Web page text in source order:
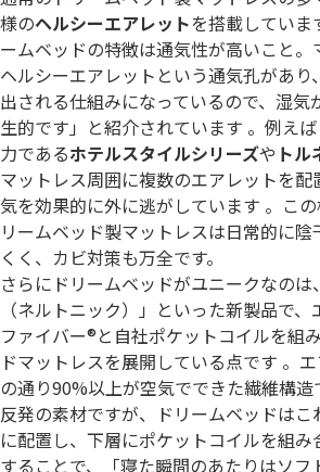
様のヘルシーエアレットを搭載していま
ームベッドの特徴は通気性が高いこと
ヘルシーエアレットという通気孔があり
出される仕組みになっているので、湿気
生的です」と紹介されています 。例え
力であるホテルスタイルシリーズや トル
マットレス周囲に複数のエアレットを
気を効果的に外に逃がしています 。こ
リームベッド製マットレスは日常的に
くく、カビ対策も万全です。
さらにドリームベッドがユニークなのは
（ネルトニック）」といった新製品で
ファイバー®と自社ポケットコイルを組
ドマットレスを展開している点です 。
の通り90%以上が空気でできた繊維構
反発の素材ですが、ドリームベッドは
に配置し、下層にポケットコイルを組み
することで、「寝た瞬間のあたりはソフ